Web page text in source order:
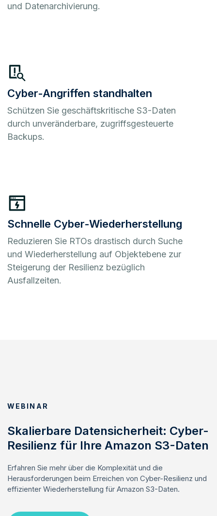
und Datenarchivierung.
Cyber-Angriffen standhalten
Schützen Sie geschäftskritische S3-Daten
durch unveränderbare, zugriffsgesteuerte
Backups.
Schnelle Cyber-Wiederherstellung
Reduzieren Sie RTOs drastisch durch Suche
und Wiederherstellung auf Objektebene zur
Steigerung der Resilienz bezüglich
Ausfallzeiten.
WEBINAR
Skalierbare Datensicherheit: Cyber-
Resilienz für Ihre Amazon S3-Daten
Erfahren Sie mehr über die Komplexität und die
Herausforderungen beim Erreichen von Cyber-Resilienz und
effizienter Wiederherstellung für Amazon S3-Daten.